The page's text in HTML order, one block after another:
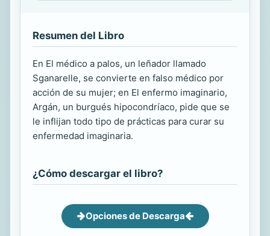
Resumen del Libro
En El médico a palos, un leñador llamado
Sganarelle, se convierte en falso médico por
acción de su mujer; en El enfermo imaginario,
Argán, un burgués hipocondríaco, pide que se
le inflijan todo tipo de prácticas para curar su
enfermedad imaginaria.
¿Cómo descargar el libro?
Opciones de Descarga